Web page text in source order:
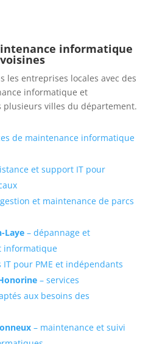
informatique
les entreprises locales avec des
informatique et
plusieurs villes du département.
de maintenance informatique
et support IT pour
et maintenance de parcs
Laye– dépannage et
informatique
IT pour PME et indépendants
– services
aux besoins des
– maintenance et suivi